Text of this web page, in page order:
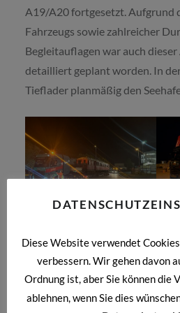
A19/A20 fortgesetzt. Aufgrund
Fahrzeugs sowie zahlreicher
Begleitauflagen war auch
detailliert geplant worden. In
Tieflader planmäßig den
Lokschuppen
Am dritten Tag wurde der
Wismar entladen. Damit kehrte
Jahren wieder auf Gleisen an
Diese Website verwendet
verbessern. Wir gehen davon
Ordnung ist, aber Sie können die
ablehnen, wenn Sie dies